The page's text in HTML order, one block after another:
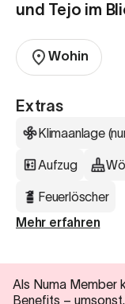
und Tejo im
Wohin
Extras
Klimaanlage
Aufzug
Feuerlöscher
Mehr erfahren
Als Numa Member
Benefits – umsonst.